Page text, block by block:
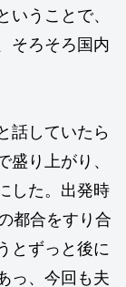
うことで、
そろそろ国内
話していたら
り上がり、
した。出発時
都合をすり合
とずっと後に
っ、今回も夫